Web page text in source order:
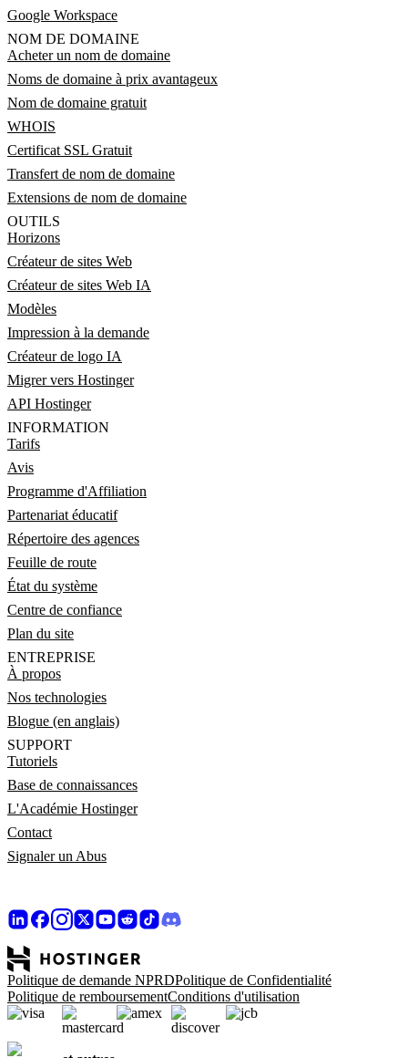
Google Workspace
NOM DE DOMAINE
Acheter un nom de domaine
Noms de domaine à prix avantageux
Nom de domaine gratuit
WHOIS
Certificat SSL Gratuit
Transfert de nom de domaine
Extensions de nom de domaine
OUTILS
Horizons
Créateur de sites Web
Créateur de sites Web IA
Modèles
Impression à la demande
Créateur de logo IA
Migrer vers Hostinger
API Hostinger
INFORMATION
Tarifs
Avis
Programme d'Affiliation
Partenariat éducatif
Répertoire des agences
Feuille de route
État du système
Centre de confiance
Plan du site
ENTREPRISE
À propos
Nos technologies
Blogue (en anglais)
SUPPORT
Tutoriels
Base de connaissances
L'Académie Hostinger
Contact
Signaler un Abus
Politique de demande NPRDPolitique de Confidentialité
Politique de remboursementConditions d'utilisation